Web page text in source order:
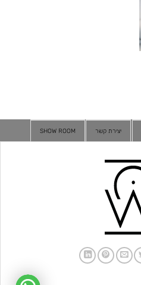
יצירת קשר SHOW ROOM